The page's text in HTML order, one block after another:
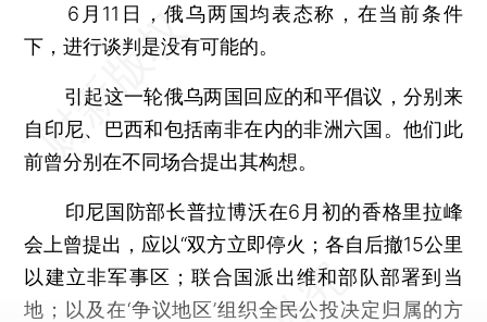
6月11日，俄乌两国均表态称，在当前条件
下，进行谈判是没有可能的。
引起这一轮俄乌两国回应的和平倡议，分别来
自印尼、巴西和包括南非在内的非洲六国。他们此
前曾分别在不同场合提出其构想。
印尼国防部长普拉博沃在6月初的香格里拉峰
会上曾提出，应以“双方立即停火；各自后撤15公里
以建立非军事区；联合国派出维和部队部署到当
地；以及在‘争议地区’组织全民公投决定归属的方